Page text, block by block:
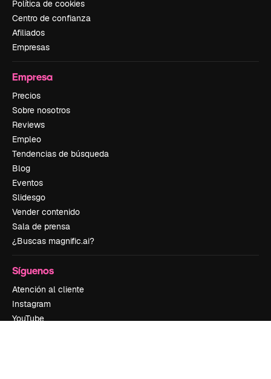
Política de cookies
Centro de confianza
Afiliados
Empresas
Empresa
Precios
Sobre nosotros
Reviews
Empleo
Tendencias de búsqueda
Blog
Eventos
Slidesgo
Vender contenido
Sala de prensa
¿Buscas magnific.ai?
Síguenos
Atención al cliente
Instagram
YouTube